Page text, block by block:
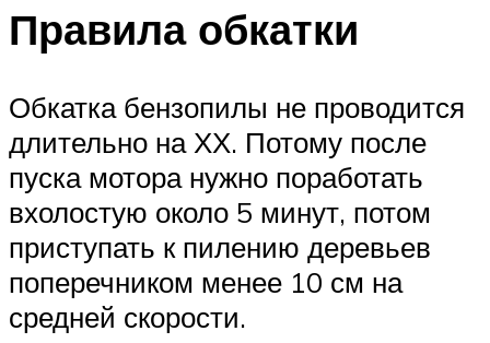
Правила обкатки
Обкатка бензопилы не проводится
длительно на ХХ. Потому после
пуска мотора нужно поработать
вхолостую около 5 минут, потом
приступать к пилению деревьев
поперечником менее 10 см на
средней скорости.